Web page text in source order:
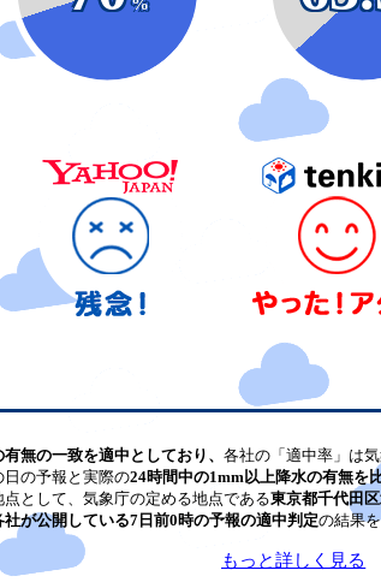
無の一致を適中としており、 各社の「適中率」は
の予報と実際の24時間中の1mm以上降水の有無を比
として、気象庁の定める地点である東京都千代田
社が公開している7日前0時の予報の適中判定の結果
もっと詳しく見る